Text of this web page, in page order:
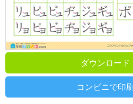
ダウンロード
コンビニで印刷